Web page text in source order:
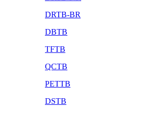
DRTB-BR
DBTB
TFTB
QCTB
PETTB
DSTB